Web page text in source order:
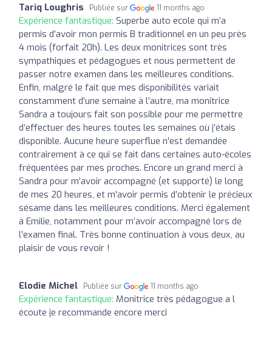
Tariq Loughris Publiée sur 11 months ago
Expérience fantastique: Superbe auto ecole qui m’a
permis d’avoir mon permis B traditionnel en un peu près
4 mois (forfait 20h). Les deux monitrices sont très
sympathiques et pédagogues et nous permettent de
passer notre examen dans les meilleures conditions.
Enfin, malgré le fait que mes disponibilités variait
constamment d’une semaine à l’autre, ma monitrice
Sandra a toujours fait son possible pour me permettre
d’effectuer des heures toutes les semaines où j’étais
disponible. Aucune heure superflue n’est demandée
contrairement à ce qui se fait dans certaines auto-écoles
fréquentées par mes proches. Encore un grand merci à
Sandra pour m’avoir accompagné (et supporté) le long
de mes 20 heures, et m'avoir permis d’obtenir le précieux
sésame dans les meilleures conditions. Merci également
à Emilie, notamment pour m’avoir accompagné lors de
l’examen final. Très bonne continuation à vous deux, au
plaisir de vous revoir !
Elodie Michel Publiée sur 11 months ago
Expérience fantastique: Monitrice très pédagogue a l
écoute je recommande encore merci